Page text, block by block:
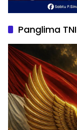
Panglima TNI